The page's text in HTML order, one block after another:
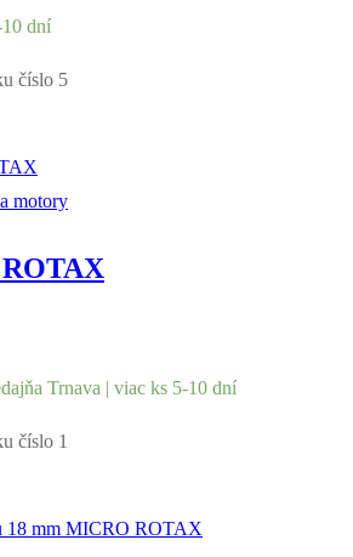
dní
číslo 5
motory
Trnava | viac ks 5-10 dní
číslo 1